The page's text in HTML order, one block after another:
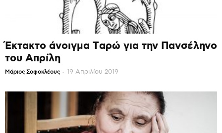
Έκτακτο άνοιγμα Ταρώ για την Πανσέληνο
του Απρίλη
Mάριος Σοφοκλέους - 19 Απριλίου 2019